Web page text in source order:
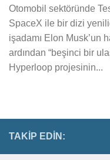
Otomobil sektöründe
SpaceX ile bir dizi
işadamı Elon Musk’un
ardından “beşinci bir
Hyperloop projesinin...
TAKIP EDIN: